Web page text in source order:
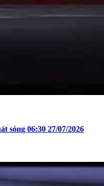
sóng 06:30 27/07/2026